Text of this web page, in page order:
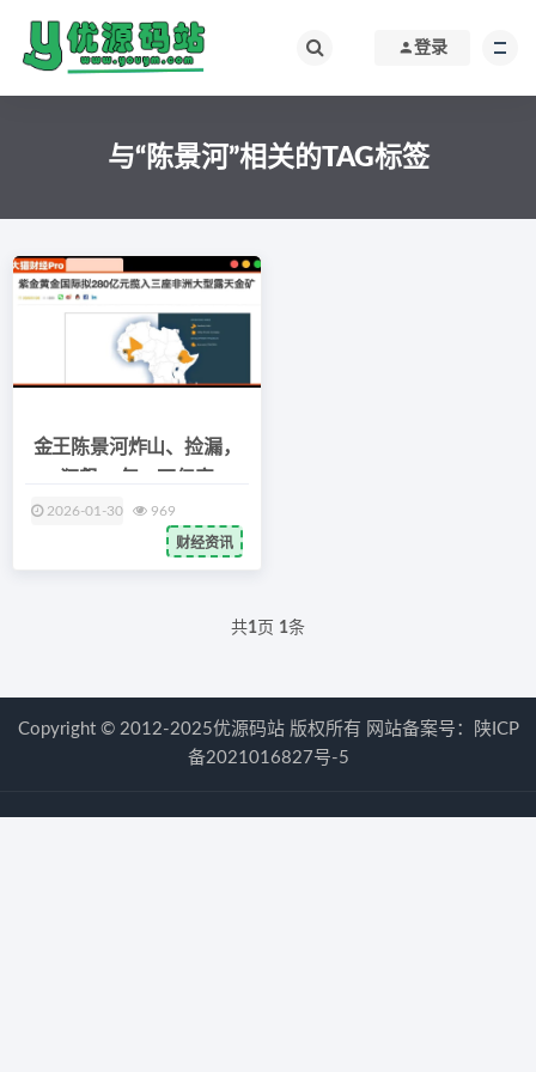
登录
与“陈景河”相关的TAG标签
金王陈景河炸山、捡漏，
2026-01-30 969
财经资讯
共1 页 1条
Copyright © 2012-2025优源码站 版权所有 网站备案号：
陕ICP
备2021016827号-5